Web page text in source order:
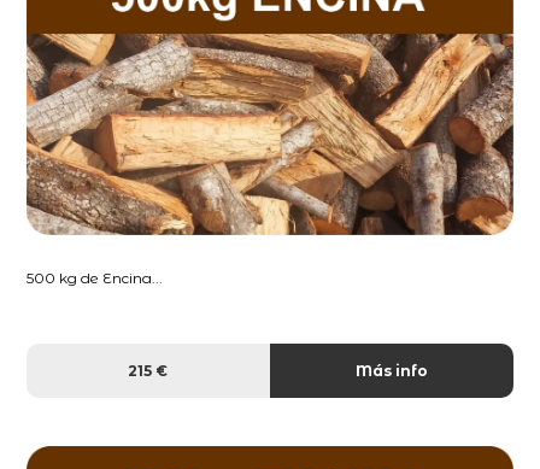
500 kg de Encina...
215 € Más info